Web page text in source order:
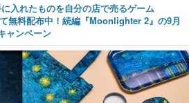
入れたものを自分の店で売るゲーム
無料配布中！続編『Moonlighter 2』の9月
ャンペーン